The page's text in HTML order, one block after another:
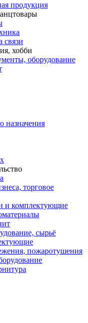
продукция
связи
хобби
оборудование
назначения
торговое
и комплектующие
сырьё
пожаротушения